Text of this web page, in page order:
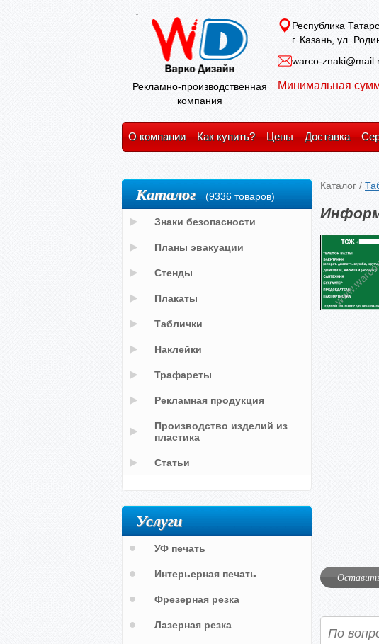
Рекламно-производственная
компания
Республика
г. Казань, ул.
warco-
Минимальная
О компании Как купить? Цены Доставка
Каталог /
По
Каталог (9336 товаров)
Знаки безопасности
Планы эвакуации
Стенды
Плакаты
Таблички
Наклейки
Трафареты
Рекламная продукция
Производство изделий из
пластика
Статьи
Услуги
УФ печать
Интерьерная печать
Фрезерная резка
Лазерная резка